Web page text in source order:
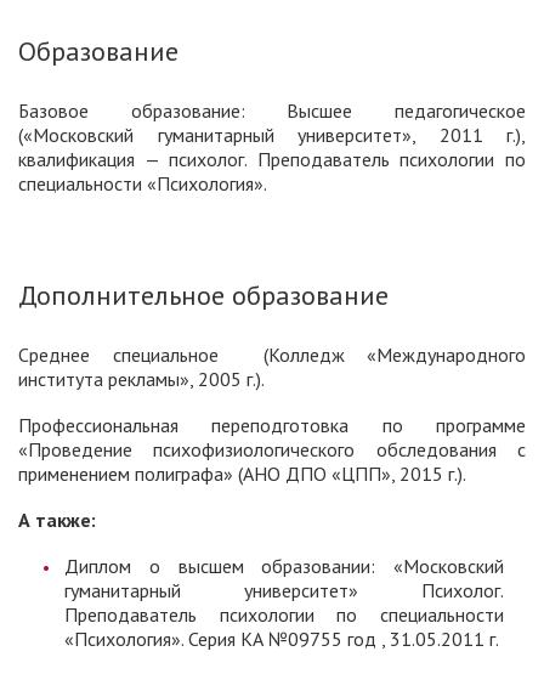
Образование
Базовое образование: Высшее педагогическое
(«Московский гуманитарный университет», 2011 г.),
квалификация — психолог. Преподаватель психологии по
специальности «Психология».
Дополнительное образование
Среднее специальное (Колледж «Международного
института рекламы», 2005 г.).
Профессиональная переподготовка по программе
«Проведение психофизиологического обследования с
применением полиграфа» (АНО ДПО «ЦПП», 2015 г.).
А также:
Диплом о высшем образовании: «Московский
гуманитарный университет» Психолог.
Преподаватель психологии по специальности
«Психология». Серия КА №09755 год , 31.05.2011 г.